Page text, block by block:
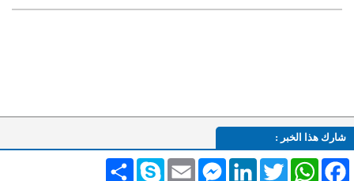
شارك هذا الخبر :
انشر Skype Email
MessengerLinkedInTwitterWhatsAppFacebook